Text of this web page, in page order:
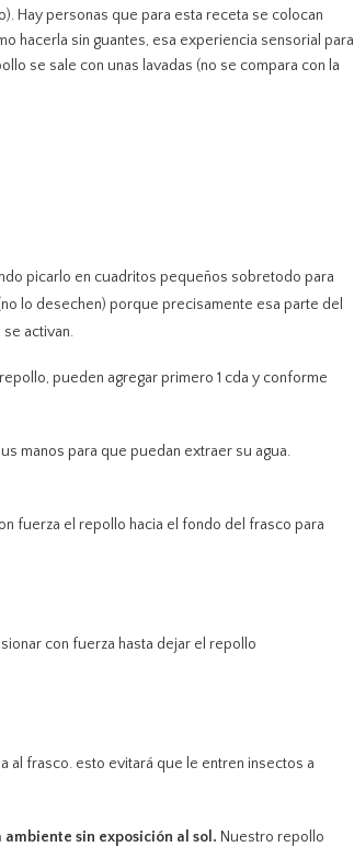
Hay personas que para esta receta se colocan
hacerla sin guantes, esa experiencia sensorial para
se sale con unas lavadas (no se compara con la
picarlo en cuadritos pequeños sobretodo para
lo desechen) porque precisamente esa parte del
activan.
pueden agregar primero 1 cda y conforme
manos para que puedan extraer su agua.
fuerza el repollo hacia el fondo del frasco para
con fuerza hasta dejar el repollo
al frasco. esto evitará que le entren insectos a
sin exposición al sol. Nuestro repollo